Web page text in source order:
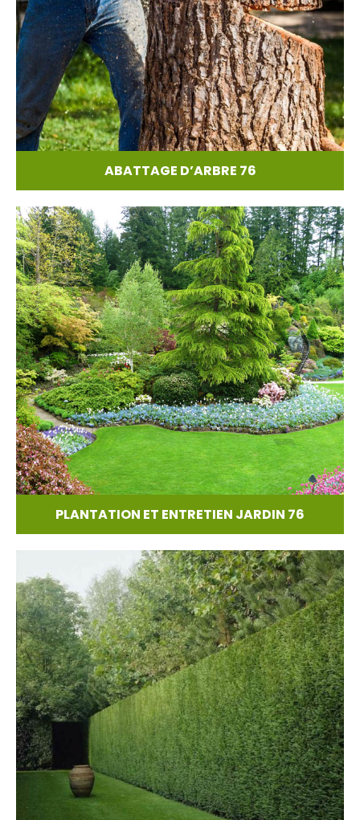
ABATTAGE D’ARBRE 76
PLANTATION ET ENTRETIEN JARDIN 76